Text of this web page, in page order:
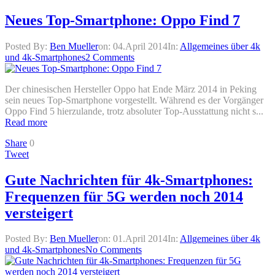
Neues Top-Smartphone: Oppo Find 7
Posted By: Ben Muelleron: 04.April 2014In: Allgemeines über 4k
und 4k-Smartphones2 Comments
Der chinesischen Hersteller Oppo hat Ende März 2014 in Peking
sein neues Top-Smartphone vorgestellt. Während es der Vorgänger
Oppo Find 5 hierzulande, trotz absoluter Top-Ausstattung nicht s...
Read more
Share 0
Tweet
Gute Nachrichten für 4k-Smartphones:
Frequenzen für 5G werden noch 2014
versteigert
Posted By: Ben Muelleron: 01.April 2014In: Allgemeines über 4k
und 4k-SmartphonesNo Comments